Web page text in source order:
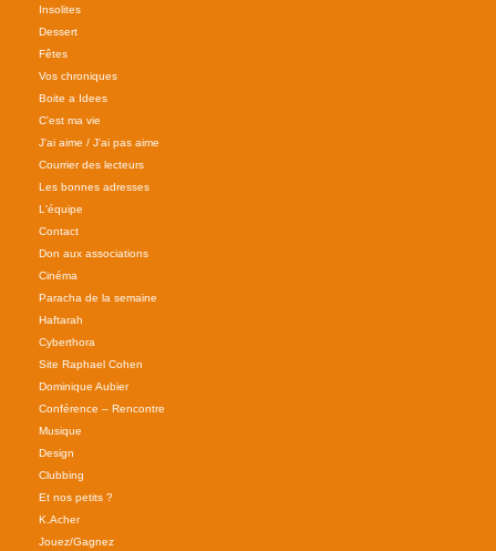
Insolites
Dessert
Fêtes
Vos chroniques
Boite a Idees
C'est ma vie
J'ai aime / J'ai pas aime
Courrier des lecteurs
Les bonnes adresses
L'équipe
Contact
Don aux associations
Cinéma
Paracha de la semaine
Haftarah
Cyberthora
Site Raphael Cohen
Dominique Aubier
Conférence – Rencontre
Musique
Design
Clubbing
Et nos petits ?
K.Acher
Jouez/Gagnez